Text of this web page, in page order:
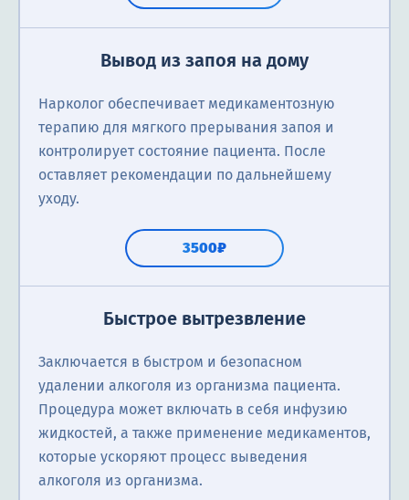
Вывод из запоя на дому
Нарколог обеспечивает медикаментозную
терапию для мягкого прерывания запоя и
контролирует состояние пациента. После
оставляет рекомендации по дальнейшему
уходу.
3500₽
Быстрое вытрезвление
Заключается в быстром и безопасном
удалении алкоголя из организма пациента.
Процедура может включать в себя инфузию
жидкостей, а также применение медикаментов,
которые ускоряют процесс выведения
алкоголя из организма.